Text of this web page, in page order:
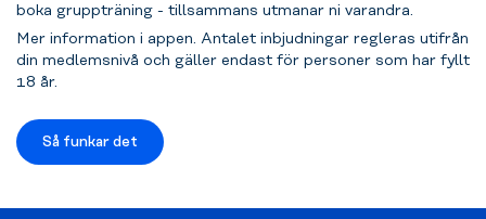
boka gruppträning - tillsammans utmanar ni varandra.
Mer information i appen. Antalet inbjudningar regleras utifrån
din medlemsnivå och gäller endast för personer som har fyllt
18 år.
Så funkar det